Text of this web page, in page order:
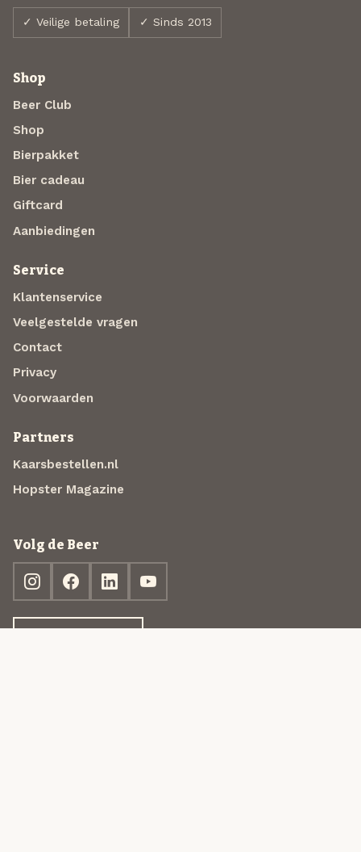
✓ Veilige betaling ✓ Sinds 2013
Shop
Beer Club
Shop
Bierpakket
Bier cadeau
Giftcard
Aanbiedingen
Service
Klantenservice
Veelgestelde vragen
Contact
Privacy
Voorwaarden
Partners
Kaarsbestellen.nl
Hopster Magazine
Volg de Beer